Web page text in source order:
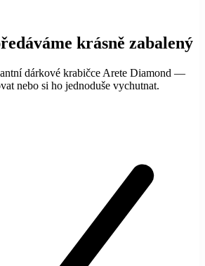
krásně zabalený
dárkové krabičce Arete Diamond —
nebo si ho jednoduše vychutnat.